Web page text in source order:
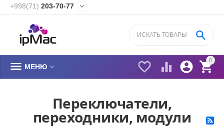
+998(71) 203-70-77 
0


 

 МЕНЮ 
Переключатели,
переходники, модули